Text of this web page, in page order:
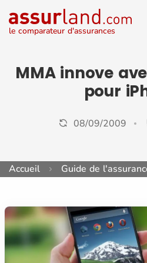
le comparateur d'assurances
MMA innove
pour
08/09/2009
Accueil Guide de